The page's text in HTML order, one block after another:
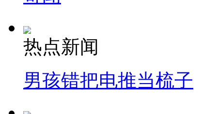
热点新闻
男孩错把电推当梳子